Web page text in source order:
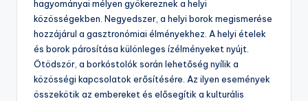
hagyományai mélyen gyökereznek a helyi
közösségekben. Negyedszer, a helyi borok megismerése
hozzájárul a gasztronómiai élményekhez. A helyi ételek
és borok párosítása különleges ízélményeket nyújt.
Ötödször, a borkóstolók során lehetőség nyílik a
közösségi kapcsolatok erősítésére. Az ilyen események
összekötik az embereket és elősegítik a kulturális